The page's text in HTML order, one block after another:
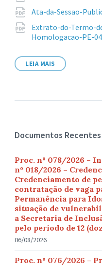
Ata-da-Sessao-
Extrato-do-Termo-
Homologacao-PE-
LEIA MAIS
Documentos Recentes
Proc. nº 078/2026 –
nº 018/2026 –
Credenciamento de
contratação de vaga
Permanência para
situação de
a Secretaria de
pelo período de 12
06/08/2026
Proc. nº 076/2026 –